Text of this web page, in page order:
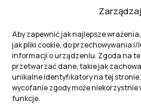
Aby zapewnić jak najlepsze
jak pliki cookie, do przechowywania
informacji o urządzeniu. Zgoda na
przetwarzać dane, takie jak
unikalne identyfikatory na tej
wycofanie zgody może niekorzystnie
funkcje.
Zostań
Ta strona jest chroniona przez